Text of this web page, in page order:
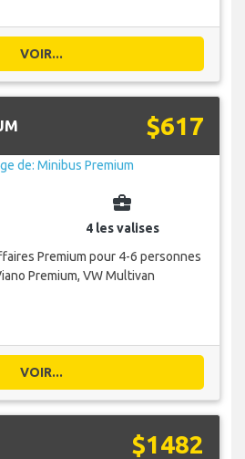
VOIR...
$617
business_center
4 les valises
Premium pour 4-6 personnes
Premium, VW Multivan
VOIR...
$1482